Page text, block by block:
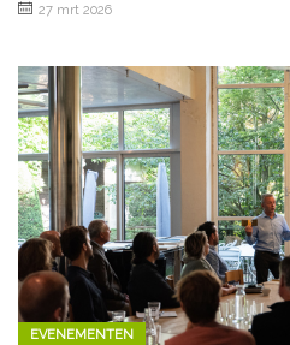
27 mrt 2026
EVENEMENTEN